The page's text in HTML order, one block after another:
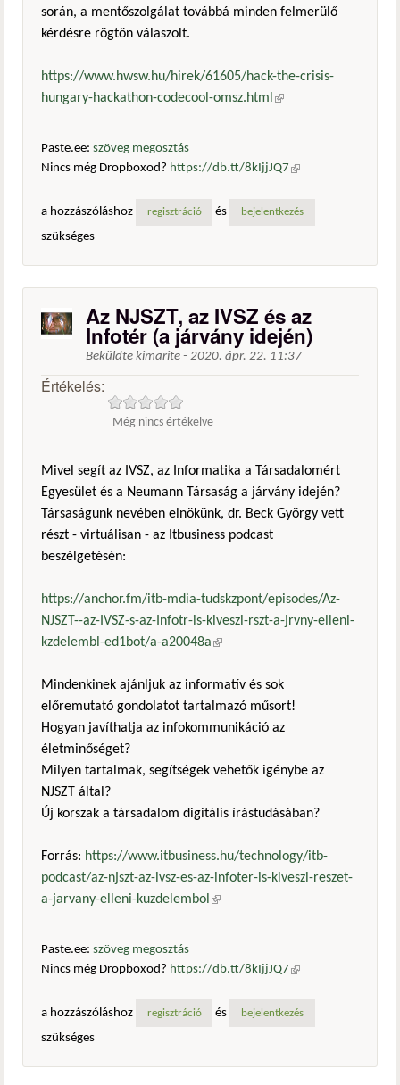
során, a mentőszolgálat továbbá minden felmerülő
kérdésre rögtön válaszolt.
https://www.hwsw.hu/hirek/61605/hack-the-crisis-
hungary-hackathon-codecool-omsz.html(külső hivatkozás)
Paste.ee: szöveg megosztás
Nincs még Dropboxod? https://db.tt/8kIjjJQ7 (külső
a hozzászóláshoz
regisztráció és bejelentkezés
szükséges
Az NJSZT, az IVSZ és az
Infotér (a járvány idején)
Beküldte kimarite - 2020. ápr. 22. 11:37
Értékelés:
Még nincs értékelve
Mivel segít az IVSZ, az Informatika a Társadalomért
Egyesület és a Neumann Társaság a járvány idején?
Társaságunk nevében elnökünk, dr. Beck György vett
részt - virtuálisan - az Itbusiness podcast
beszélgetésén:
https://anchor.fm/itb-mdia-tudskzpont/episodes/Az-
NJSZT--az-IVSZ-s-az-Infotr-is-kiveszi-rszt-a-jrvny-elleni-
kzdelembl-ed1bot/a-a20048a(külső hivatkozás)
Mindenkinek ajánljuk az informatív és sok
előremutató gondolatot tartalmazó műsort!
Hogyan javíthatja az infokommunikáció az
életminőséget?
Milyen tartalmak, segítségek vehetők igénybe az
NJSZT által?
Új korszak a társadalom digitális írástudásában?
Forrás: https://www.itbusiness.hu/technology/itb-
podcast/az-njszt-az-ivsz-es-az-infoter-is-kiveszi-reszet-
a-jarvany-elleni-kuzdelembol(külső hivatkozás)
Paste.ee: szöveg megosztás
Nincs még Dropboxod? https://db.tt/8kIjjJQ7 (külső
a hozzászóláshoz
regisztráció és bejelentkezés
szükséges